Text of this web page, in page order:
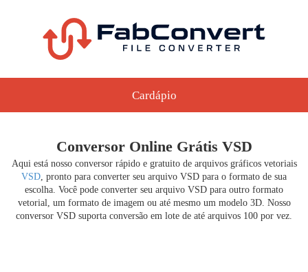
Cardápio
Conversor Online Grátis VSD
Aqui está nosso conversor rápido e gratuito de arquivos gráficos vetoriais
VSD, pronto para converter seu arquivo VSD para o formato de sua
escolha. Você pode converter seu arquivo VSD para outro formato
vetorial, um formato de imagem ou até mesmo um modelo 3D. Nosso
conversor VSD suporta conversão em lote de até arquivos 100 por vez.